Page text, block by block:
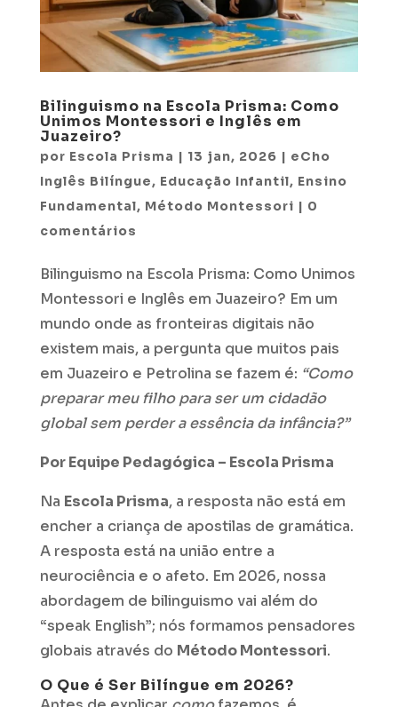
Bilinguismo na Escola Prisma: Como
Unimos Montessori e Inglês em
Juazeiro?
por Escola Prisma | 13 jan, 2026 | eCho
Inglês Bilíngue, Educação Infantil, Ensino
Fundamental, Método Montessori | 0
comentários
Bilinguismo na Escola Prisma: Como Unimos
Montessori e Inglês em Juazeiro? Em um
mundo onde as fronteiras digitais não
existem mais, a pergunta que muitos pais
em Juazeiro e Petrolina se fazem é: “Como
preparar meu filho para ser um cidadão
global sem perder a essência da infância?”
Por Equipe Pedagógica – Escola Prisma
Na Escola Prisma, a resposta não está em
encher a criança de apostilas de gramática.
A resposta está na união entre a
neurociência e o afeto. Em 2026, nossa
abordagem de bilinguismo vai além do
“speak English”; nós formamos pensadores
globais através do Método Montessori.
O Que é Ser Bilíngue em 2026?